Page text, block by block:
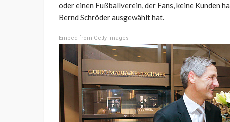
oder einen Fußballverein, der Fans, keine Kunden
Bernd Schröder ausgewählt hat.
Embed from Getty Images